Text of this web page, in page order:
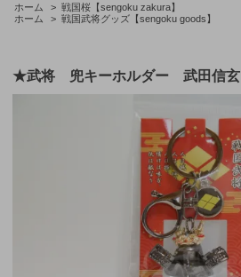
ホーム > 戦国桜【sengoku zakura】
ホーム
> 戦国武将グッズ【sengoku goods】
★武将 兜キーホルダー 武田信玄